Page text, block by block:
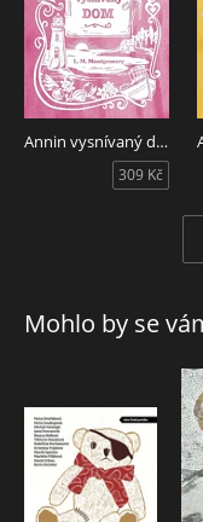
Annin vysnívaný dom
309 Kč
Mohlo by se